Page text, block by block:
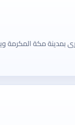
يقع في ام القرى بمدينة مكة